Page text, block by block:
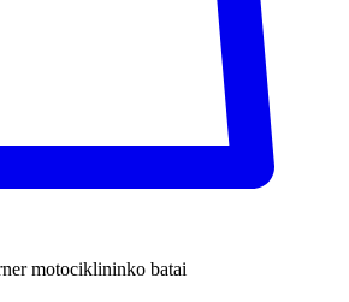
motociklininko batai